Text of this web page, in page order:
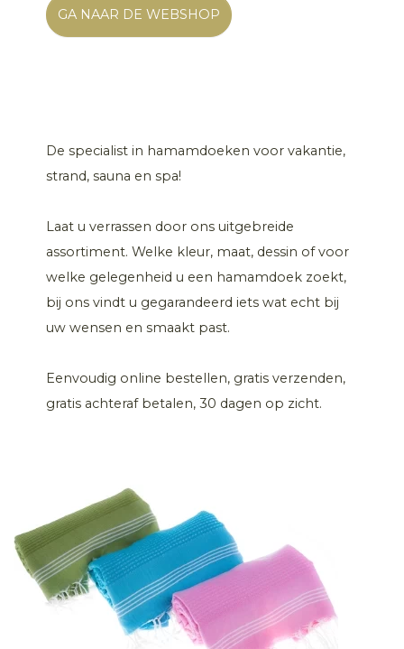
GA NAAR DE WEBSHOP
De specialist in hamamdoeken voor vakantie,
strand, sauna en spa!
Laat u verrassen door ons uitgebreide
assortiment. Welke kleur, maat, dessin of voor
welke gelegenheid u een hamamdoek zoekt,
bij ons vindt u gegarandeerd iets wat echt bij
uw wensen en smaakt past.
Eenvoudig online bestellen, gratis verzenden,
gratis achteraf betalen, 30 dagen op zicht.